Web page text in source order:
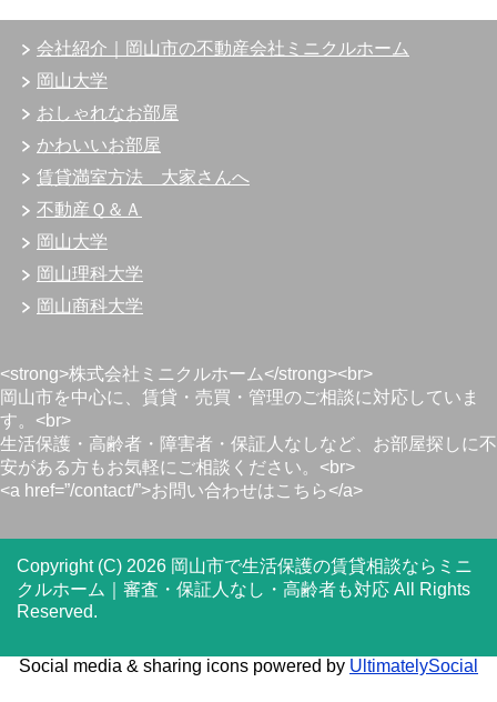
会社紹介｜岡山市の不動産会社ミニクルホーム
岡山大学
おしゃれなお部屋
かわいいお部屋
賃貸満室方法 大家さんへ
不動産Ｑ＆Ａ
岡山大学
岡山理科大学
岡山商科大学
<strong>株式会社ミニクルホーム</strong><br>
岡山市を中心に、賃貸・売買・管理のご相談に対応していま
す。<br>
生活保護・高齢者・障害者・保証人なしなど、お部屋探しに不
安がある方もお気軽にご相談ください。<br>
<a href=”/contact/”>お問い合わせはこちら</a>
Copyright (C) 2026 岡山市で生活保護の賃貸相談ならミニ
クルホーム｜審査・保証人なし・高齢者も対応 All Rights
Reserved.
Social media & sharing icons powered by UltimatelySocial